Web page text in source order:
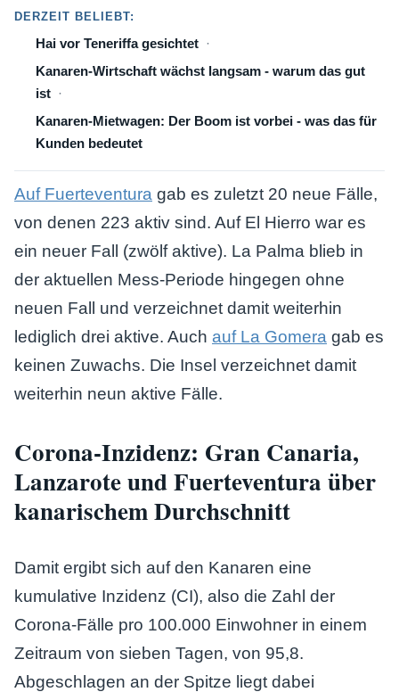
DERZEIT BELIEBT:
Hai vor Teneriffa gesichtet
Kanaren-Wirtschaft wächst langsam - warum das gut
ist
Kanaren-Mietwagen: Der Boom ist vorbei - was das für
Kunden bedeutet
Auf Fuerteventura gab es zuletzt 20 neue Fälle,
von denen 223 aktiv sind. Auf El Hierro war es
ein neuer Fall (zwölf aktive). La Palma blieb in
der aktuellen Mess-Periode hingegen ohne
neuen Fall und verzeichnet damit weiterhin
lediglich drei aktive. Auch auf La Gomera gab es
keinen Zuwachs. Die Insel verzeichnet damit
weiterhin neun aktive Fälle.
Corona-Inzidenz: Gran Canaria,
Lanzarote und Fuerteventura über
kanarischem Durchschnitt
Damit ergibt sich auf den Kanaren eine
kumulative Inzidenz (CI), also die Zahl der
Corona-Fälle pro 100.000 Einwohner in einem
Zeitraum von sieben Tagen, von 95,8.
Abgeschlagen an der Spitze liegt dabei